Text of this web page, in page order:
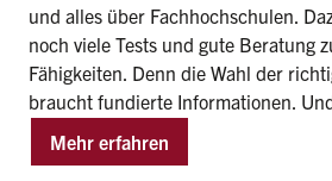
und alles über Fachhochschulen.
noch viele Tests und gute Beratung
Fähigkeiten. Denn die Wahl der
braucht fundierte Informationen.
Mehr erfahren